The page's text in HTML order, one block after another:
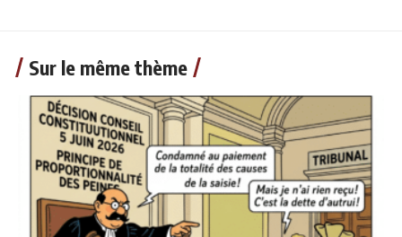
Sur le même thème